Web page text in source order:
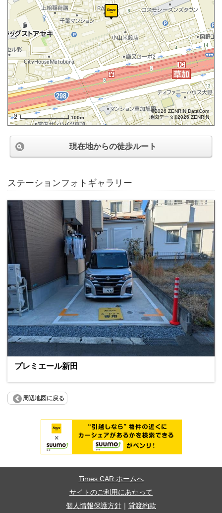
100m
©2026 ZENRIN DataCom
地図データ©2026 ZENRIN
現在地からの徒歩ルート
ステーションフォトギャラリー
プレミエール新田
周辺地図に戻る
Times CAR ホームへ
サイトのご利用にあたって
個人情報保護方針
貸渡約款